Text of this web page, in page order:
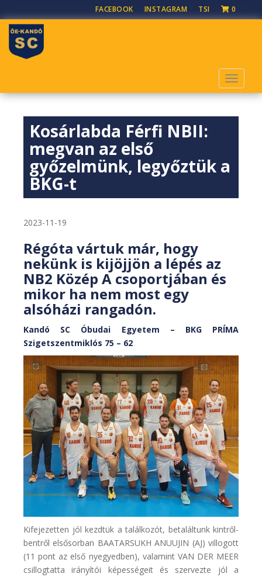
k
FACEBOOK INSTAGRAM TSI 0
Kosárlabda Férfi NBII:
megvan az első
győzelmünk, legyőztük a
BKG-t
2023-11-19
Régóta vártuk már, hogy
nekünk is kijöjjön a lépés az
NB2 Közép A csoportjában és
mikor ha nem most egy
alsóházi rangadón.
Kandó SC Óbudai Egyetem – BKG PRÍMA
Szigetszentmiklós 75 – 62
Kifejezetten jól kezdtük a találkozót, betaláltunk kintről-
bentről elsősorban BAATARSUKH ANUUJIN (AJ) villogott
(11 pont az első nyegyedben), valamint VAN DER MEER
csillogtatta irányítói képességeit és szervezte jól a